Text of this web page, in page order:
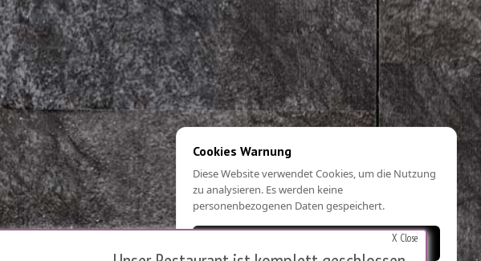
Cookies Warnung
Diese Website verwendet Cookies, um die Nutzung
zu analysieren. Es werden keine
personenbezogenen Daten gespeichert.
X Close